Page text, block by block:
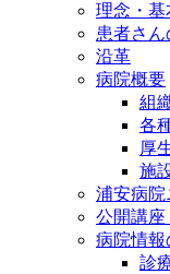
理念・基
患者さ
沿革
病院概要
組
各
厚
施
浦安病院
公開講座
病院情報
診